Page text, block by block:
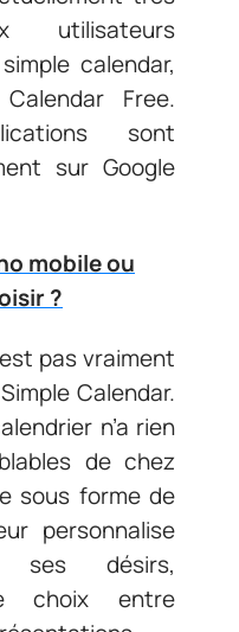
utilisateurs
calendar,
Free.
sont
sur Google
mobile ou
?
pas vraiment
Calendar.
n’a rien
de chez
sous forme de
personnalise
ses désirs,
choix entre